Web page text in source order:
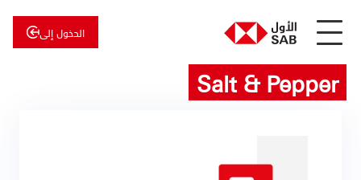
الدخول إلى
الأول
الأول
للاستثمار
Salt & Pepper